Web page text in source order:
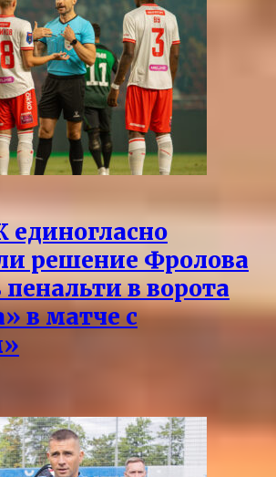
решение Фролова
в ворота
в матче с